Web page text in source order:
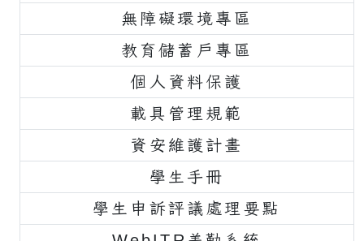
無障礙環境專區
教育儲蓄戶專區
個人資料保護
載具管理規範
資安維護計畫
學生手冊
學生申訴評議處理要點